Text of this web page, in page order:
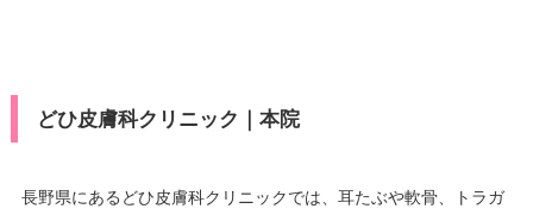
どひ皮膚科クリニック｜本院
長野県にあるどひ皮膚科クリニックでは、耳たぶや軟骨、トラガ